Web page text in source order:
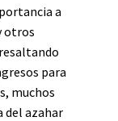
a
otros
para
muchos
del azahar